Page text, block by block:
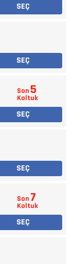
SEÇ
SEÇ
Son 5
Koltuk
SEÇ
SEÇ
Son 7
Koltuk
SEÇ